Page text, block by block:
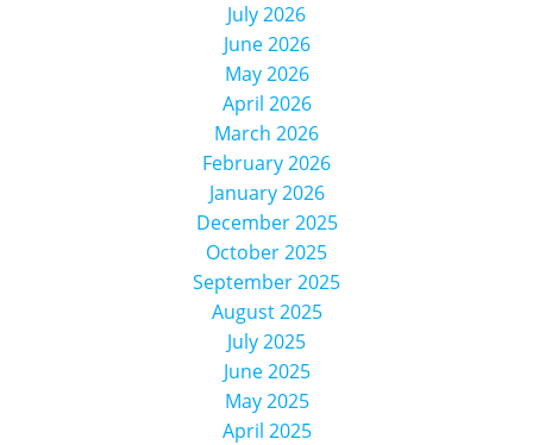
July 2026
June 2026
May 2026
April 2026
March 2026
February 2026
January 2026
December 2025
October 2025
September 2025
August 2025
July 2025
June 2025
May 2025
April 2025